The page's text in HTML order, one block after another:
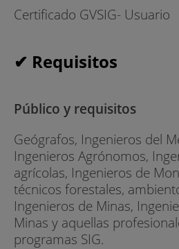
Certificado GVSIG- Usuario
✔ Requisitos
Público y requisitos
Geógrafos, Ingenieros del
Ingenieros Agrónomos,
agrícolas, Ingenieros de
técnicos forestales,
Ingenieros de Minas,
Minas y aquellas
programas SIG.